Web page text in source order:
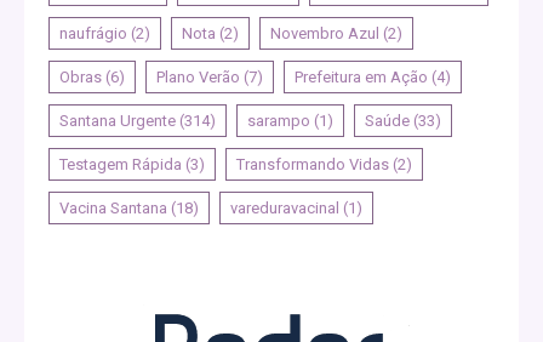
naufrágio (2) Nota (2) Novembro Azul (2)
Obras (6) Plano Verão (7) Prefeitura em Ação (4)
Santana Urgente (314) sarampo (1) Saúde (33)
Testagem Rápida (3) Transformando Vidas (2)
Vacina Santana (18) vareduravacinal (1)